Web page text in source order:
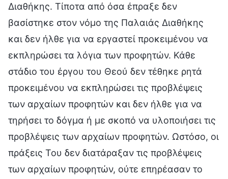
Διαθήκης. Τίποτα από όσα έπραξε δεν
βασίστηκε στον νόμο της Παλαιάς Διαθήκης
και δεν ήλθε για να εργαστεί προκειμένου να
εκπληρώσει τα λόγια των προφητών. Κάθε
στάδιο του έργου του Θεού δεν τέθηκε ρητά
προκειμένου να εκπληρώσει τις προβλέψεις
των αρχαίων προφητών και δεν ήλθε για να
τηρήσει το δόγμα ή με σκοπό να υλοποιήσει τις
προβλέψεις των αρχαίων προφητών. Ωστόσο, οι
πράξεις Του δεν διατάραξαν τις προβλέψεις
των αρχαίων προφητών, ούτε επηρέασαν το